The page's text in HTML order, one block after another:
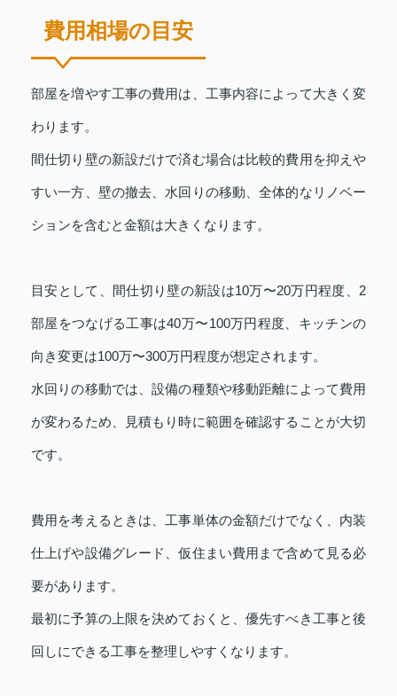
費用相場の目安
部屋を増やす工事の費用は、工事内容によって大きく変
わります。
間仕切り壁の新設だけで済む場合は比較的費用を抑えや
すい一方、壁の撤去、水回りの移動、全体的なリノベー
ションを含むと金額は大きくなります。
目安として、間仕切り壁の新設は10万〜20万円程度、2
部屋をつなげる工事は40万〜100万円程度、キッチンの
向き変更は100万〜300万円程度が想定されます。
水回りの移動では、設備の種類や移動距離によって費用
が変わるため、見積もり時に範囲を確認することが大切
です。
費用を考えるときは、工事単体の金額だけでなく、内装
仕上げや設備グレード、仮住まい費用まで含めて見る必
要があります。
最初に予算の上限を決めておくと、優先すべき工事と後
回しにできる工事を整理しやすくなります。